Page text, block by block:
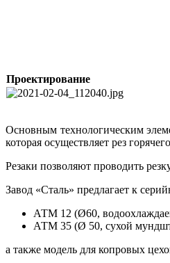
Проектирование
Основным технологическим
которая осуществляет рез
Резаки позволяют проводить
Завод «Сталь» предлагает к
АТМ 12 (Ø60,
АТМ 35 (Ø 50, сухой
а также модель для копровых